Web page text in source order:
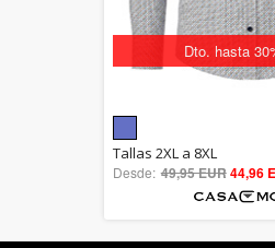
Dto. hasta
5.00
out of 5
Tallas 2XL a 8XL
Desde: 49,95 EUR44,96